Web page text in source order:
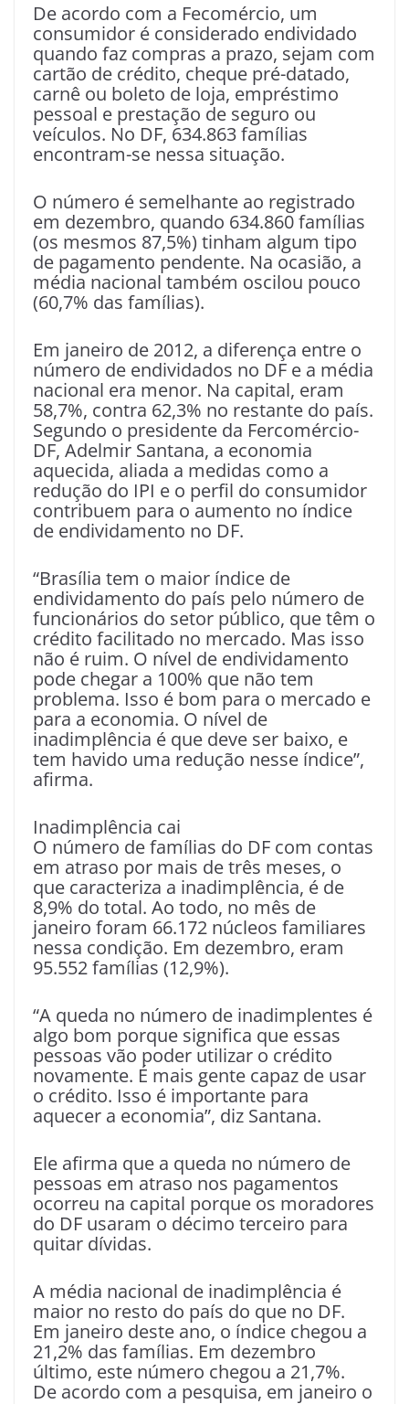
De acordo com a Fecomércio, um
consumidor é considerado endividado
quando faz compras a prazo, sejam com
cartão de crédito, cheque pré-datado,
carnê ou boleto de loja, empréstimo
pessoal e prestação de seguro ou
veículos. No DF, 634.863 famílias
encontram-se nessa situação.
O número é semelhante ao registrado
em dezembro, quando 634.860 famílias
(os mesmos 87,5%) tinham algum tipo
de pagamento pendente. Na ocasião, a
média nacional também oscilou pouco
(60,7% das famílias).
Em janeiro de 2012, a diferença entre o
número de endividados no DF e a média
nacional era menor. Na capital, eram
58,7%, contra 62,3% no restante do país.
Segundo o presidente da Fercomércio-
DF, Adelmir Santana, a economia
aquecida, aliada a medidas como a
redução do IPI e o perfil do consumidor
contribuem para o aumento no índice
de endividamento no DF.
“Brasília tem o maior índice de
endividamento do país pelo número de
funcionários do setor público, que têm o
crédito facilitado no mercado. Mas isso
não é ruim. O nível de endividamento
pode chegar a 100% que não tem
problema. Isso é bom para o mercado e
para a economia. O nível de
inadimplência é que deve ser baixo, e
tem havido uma redução nesse índice”,
afirma.
Inadimplência cai
O número de famílias do DF com contas
em atraso por mais de três meses, o
que caracteriza a inadimplência, é de
8,9% do total. Ao todo, no mês de
janeiro foram 66.172 núcleos familiares
nessa condição. Em dezembro, eram
95.552 famílias (12,9%).
“A queda no número de inadimplentes é
algo bom porque significa que essas
pessoas vão poder utilizar o crédito
novamente. É mais gente capaz de usar
o crédito. Isso é importante para
aquecer a economia”, diz Santana.
Ele afirma que a queda no número de
pessoas em atraso nos pagamentos
ocorreu na capital porque os moradores
do DF usaram o décimo terceiro para
quitar dívidas.
A média nacional de inadimplência é
maior no resto do país do que no DF.
Em janeiro deste ano, o índice chegou a
21,2% das famílias. Em dezembro
último, este número chegou a 21,7%.
De acordo com a pesquisa, em janeiro o